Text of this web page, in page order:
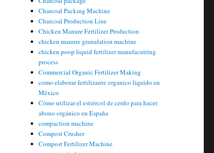
Charcoal Packing Machine
Charcoal Production Line
Chicken Manure Fertilizer Production
chicken manure granulation machine
chicken poop liquid fertilizer manufacutring
process
Commercial Organic Fertilizer Making
como elaborar fertilizante organico liquido en
México
Cómo utilizar el estiércol de cerdo para hacer
abono orgánico en España
compaction machine
Compost Crusher
Compost Fertilizer Machine